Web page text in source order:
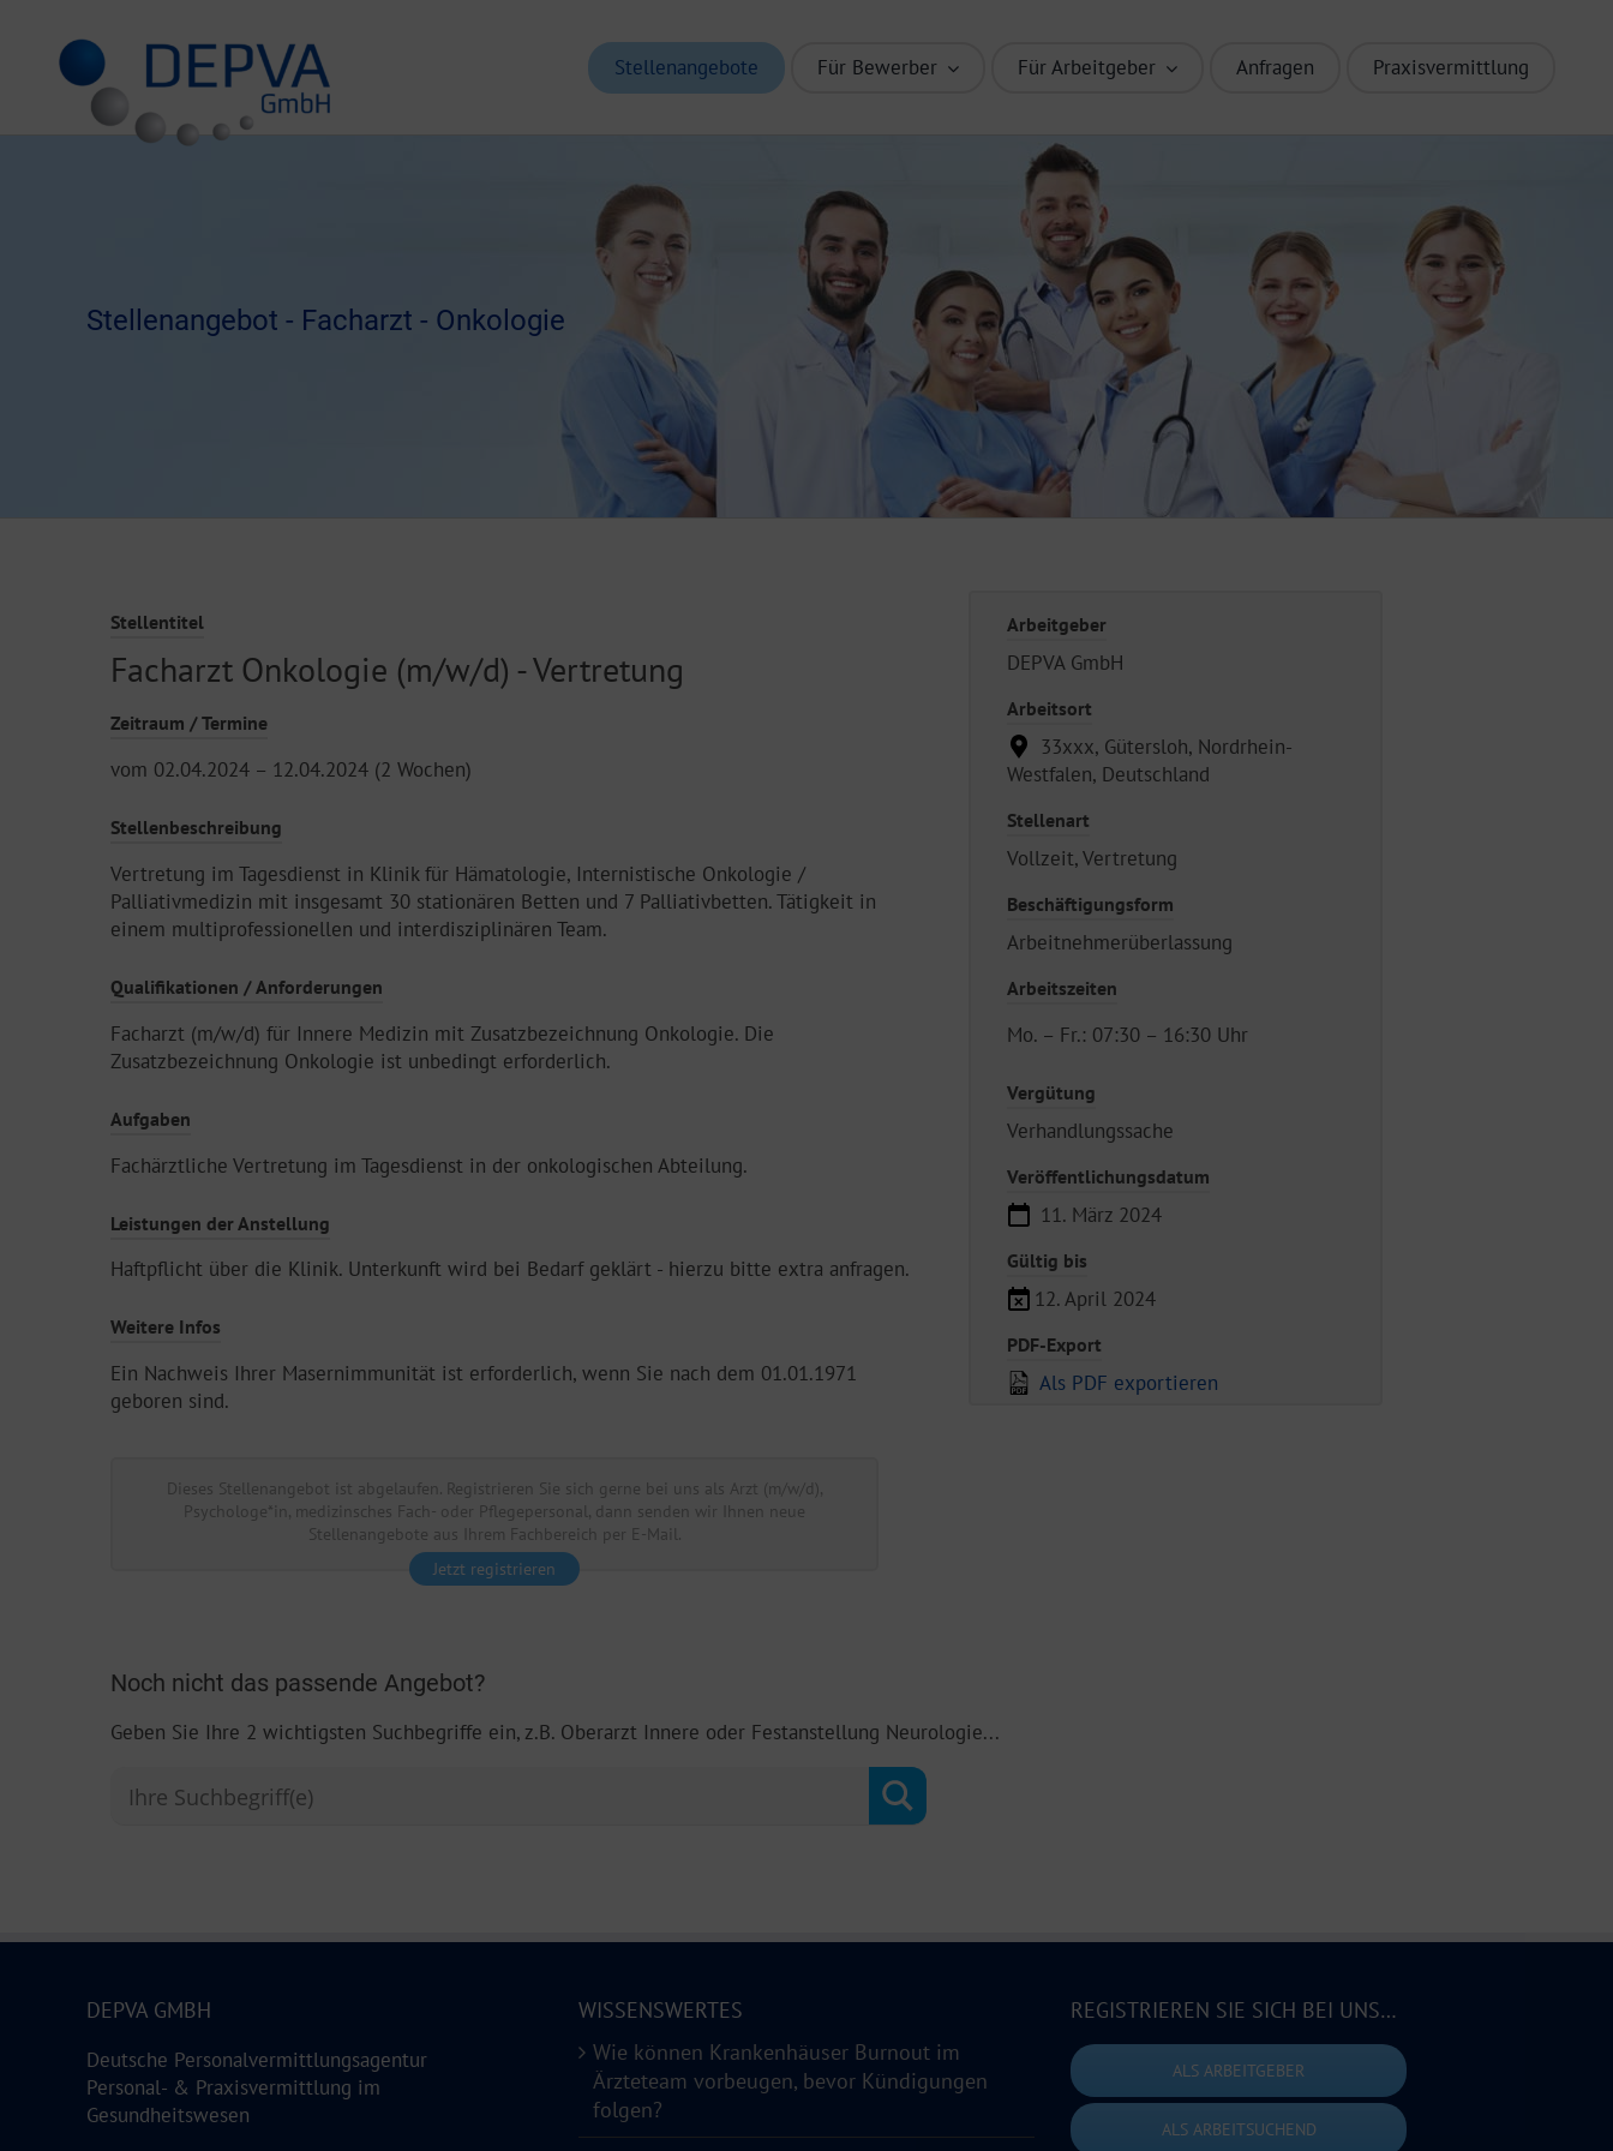
springen
Stellenangebote Für Bewerber Für Arbeitgeber Anfragen Praxisvermittlung
Stellenangebot - Facharzt - Onkologie
Stellentitel
Facharzt Onkologie (m/w/d) - Vertretung
Zeitraum / Termine
vom 02.04.2024 – 12.04.2024 (2 Wochen)
Stellenbeschreibung
Vertretung im Tagesdienst in Klinik für Hämatologie, Internistische Onkologie /
Palliativmedizin mit insgesamt 30 stationären Betten und 7 Palliativbetten. Tätigkeit in
einem multiprofessionellen und interdisziplinären Team.
Qualifikationen / Anforderungen
Facharzt (m/w/d) für Innere Medizin mit Zusatzbezeichnung Onkologie. Die
Zusatzbezeichnung Onkologie ist unbedingt erforderlich.
Aufgaben
Fachärztliche Vertretung im Tagesdienst in der onkologischen Abteilung.
Leistungen der Anstellung
Haftpflicht über die Klinik. Unterkunft wird bei Bedarf geklärt - hierzu bitte extra anfragen.
Weitere Infos
Ein Nachweis Ihrer Masernimmunität ist erforderlich, wenn Sie nach dem 01.01.1971
geboren sind.
Dieses Stellenangebot ist abgelaufen. Registrieren Sie sich gerne bei uns als Arzt (m/w/d),
Psychologe*in, medizinsches Fach- oder Pflegepersonal, dann senden wir Ihnen neue
Stellenangebote aus Ihrem Fachbereich per E-Mail.
Jetzt registrieren
Arbeitgeber
DEPVA GmbH
Arbeitsort
33xxx, Gütersloh, Nordrhein-
Westfalen, Deutschland
Stellenart
Vollzeit, Vertretung
Beschäftigungsform
Arbeitnehmerüberlassung
Arbeitszeiten
Mo. – Fr.: 07:30 – 16:30 Uhr
Vergütung
Verhandlungssache
Veröffentlichungsdatum
11. März 2024
Gültig bis
12. April 2024
PDF-Export
Als PDF exportieren
Noch nicht das passende Angebot?
Geben Sie Ihre 2 wichtigsten Suchbegriffe ein, z.B. Oberarzt Innere oder Festanstellung Neurologie...
DEPVA GMBH
Deutsche Personalvermittlungsagentur
Personal- & Praxisvermittlung im
Gesundheitswesen
WISSENSWERTES
Wie können Krankenhäuser Burnout im
Ärzteteam vorbeugen, bevor Kündigungen
folgen?
REGISTRIEREN SIE SICH BEI UNS…
ALS ARBEITGEBER
ALS ARBEITSUCHEND